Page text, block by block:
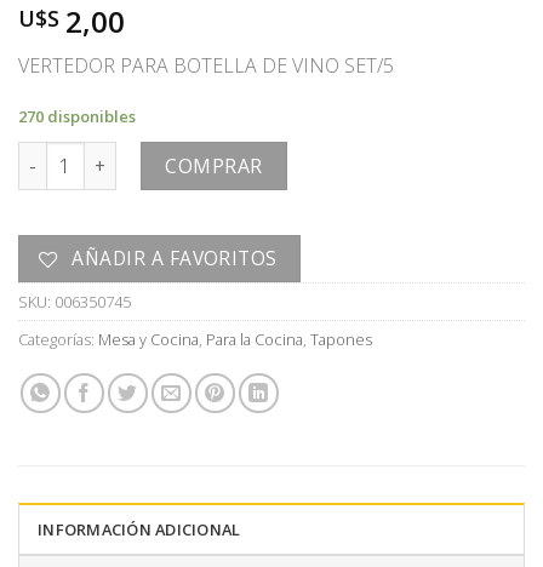
U$S 2,00
VERTEDOR PARA BOTELLA DE VINO SET/5
270 disponibles
VERTEDOR (SET/5) cantidad
COMPRAR
AÑADIR A FAVORITOS
SKU: 006350745
Categorías: Mesa y Cocina, Para la Cocina, Tapones
INFORMACIÓN ADICIONAL